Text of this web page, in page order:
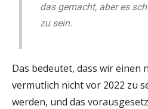
das gemacht, aber es
zu sein.
Das bedeutet, dass wir einen
vermutlich nicht vor 2022 zu
werden, und das